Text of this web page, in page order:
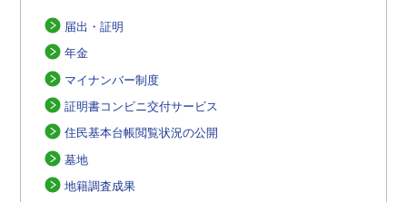
届出・証明
年金
マイナンバー制度
証明書コンビニ交付サービス
住民基本台帳閲覧状況の公開
墓地
地籍調査成果